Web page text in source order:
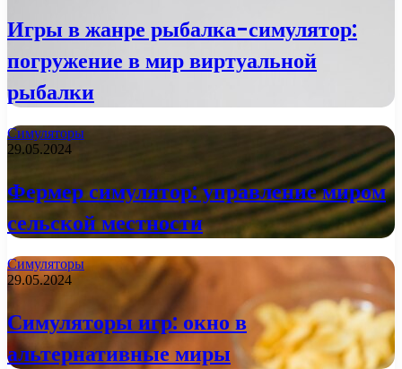
Игры в жанре рыбалка-симулятор:
погружение в мир виртуальной
рыбалки
Симуляторы
29.05.2024
Фермер симулятор: управление миром
сельской местности
Симуляторы
29.05.2024
Симуляторы игр: окно в
альтернативные миры